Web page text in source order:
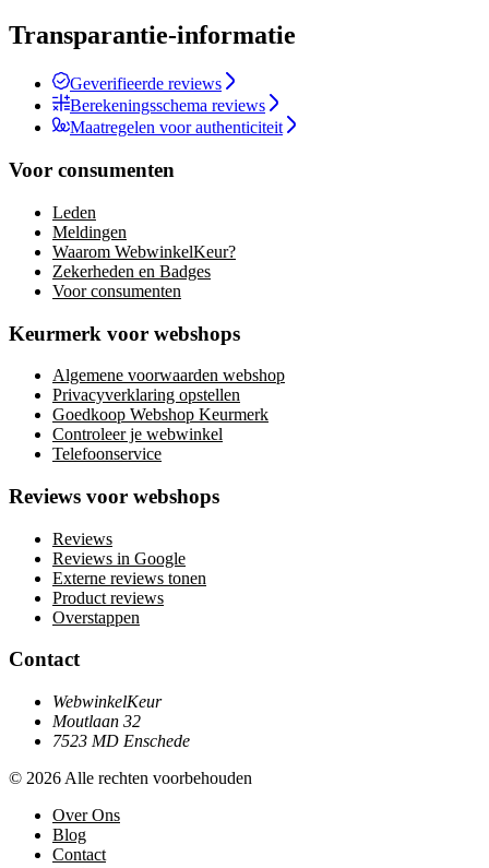
Transparantie-informatie
Geverifieerde reviews
Berekeningsschema reviews
Maatregelen voor authenticiteit
Voor consumenten
Leden
Meldingen
Waarom WebwinkelKeur?
Zekerheden en Badges
Voor consumenten
Keurmerk voor webshops
Algemene voorwaarden webshop
Privacyverklaring opstellen
Goedkoop Webshop Keurmerk
Controleer je webwinkel
Telefoonservice
Reviews voor webshops
Reviews
Reviews in Google
Externe reviews tonen
Product reviews
Overstappen
Contact
WebwinkelKeur
Moutlaan 32
7523 MD Enschede
© 2026 Alle rechten voorbehouden
Over Ons
Blog
Contact